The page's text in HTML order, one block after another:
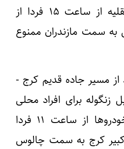
تردد انواع وسایل نقلیه از ساعت ۱۵ فردا از
به سمت مازندران ممنوع
مسیر جاده قدیم کرج -
زنگوله برای افراد محلی
آزاد است و تردد خودروها از ساعت ۱۱ فردا
کرج به سمت چالوس